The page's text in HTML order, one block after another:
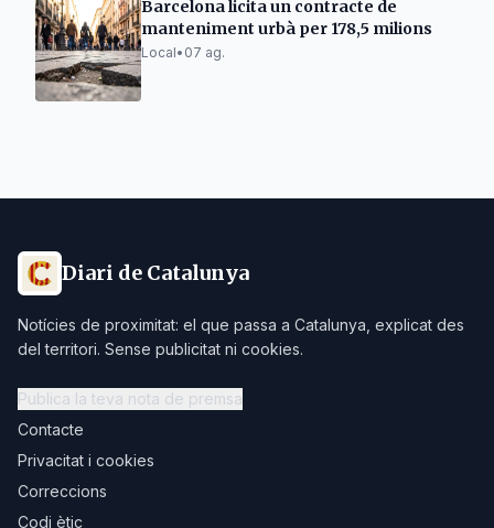
Barcelona licita un contracte de
manteniment urbà per 178,5 milions
Local• 07 ag.
Diari de Catalunya
Notícies de proximitat: el que passa a Catalunya, explicat des
del territori. Sense publicitat ni cookies.
Publica la teva nota de premsa
Contacte
Privacitat i cookies
Correccions
Codi ètic